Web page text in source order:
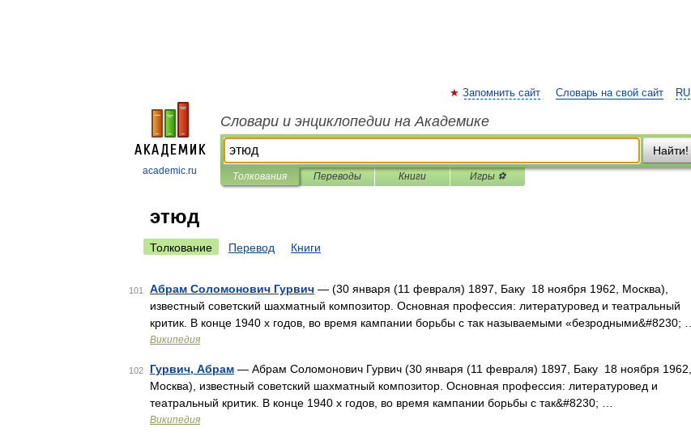
academic.ru
RU
Запомнить сайт Словарь на свой сайт
Словари и энциклопедии на Академике
Найти!
Толкования Переводы Книги Игры ⚽
этюд
Толкование Перевод Книги
101 Абрам Соломонович Гурвич — (30 января (11 февраля) 1897, Баку 18 ноября 1962, Москва),
известный советский шахматный композитор. Основная профессия: литературовед и театральный
критик. В конце 1940 х годов, во время кампании борьбы с так называемыми «безродными&#8230; …
Википедия
102 Гурвич, Абрам — Абрам Соломонович Гурвич (30 января (11 февраля) 1897, Баку 18 ноября 1962,
Москва), известный советский шахматный композитор. Основная профессия: литературовед и
театральный критик. В конце 1940 х годов, во время кампании борьбы с так&#8230; …
Википедия